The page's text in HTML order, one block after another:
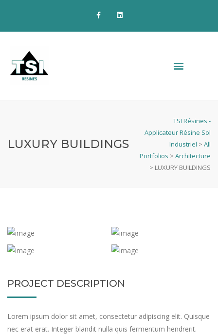
LUXURY BUILDINGS
TSI Résines -
Applicateur Résine Sol
Industriel > All
Portfolios > Architecture
> LUXURY BUILDINGS
PROJECT DESCRIPTION
Lorem ipsum dolor sit amet, consectetur adipiscing elit. Quisque
nec erat erat. Integer blandit nulla quis fermentum hendrerit.